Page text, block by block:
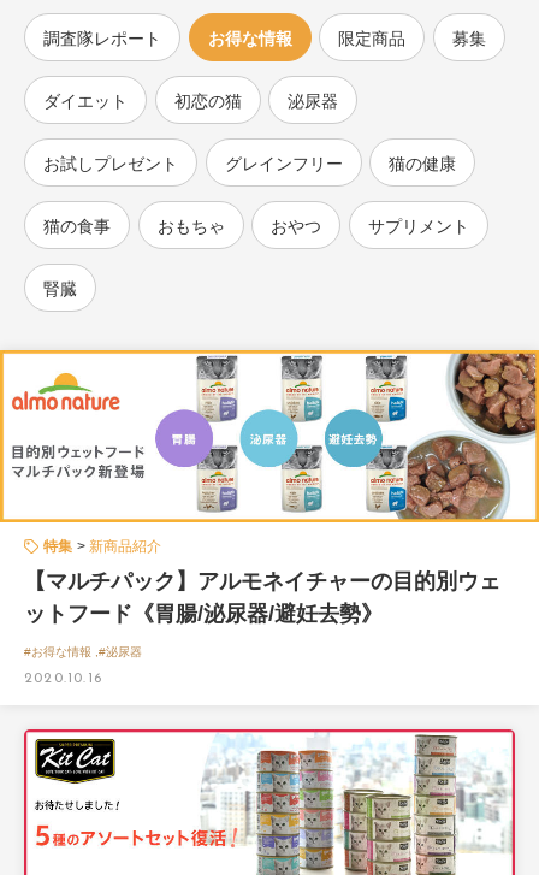
調査隊レポート お得な情報 限定商品 募集
ダイエット 初恋の猫 泌尿器
お試しプレゼント グレインフリー 猫の健康
猫の食事 おもちゃ おやつ サプリメント
腎臓
特集 新商品紹介
【マルチパック】アルモネイチャーの目的別ウェ
ットフード《胃腸/泌尿器/避妊去勢》
#お得な情報 ,#泌尿器
2020.10.16